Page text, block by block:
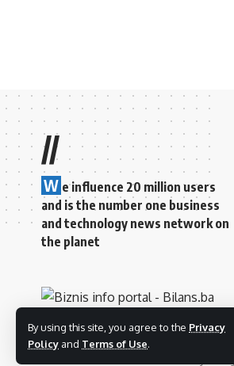
By using this site, you agree to the Privacy
Policy and Terms of Use.
//
W e influence 20 million users
and is the number one business
and technology news network on
the planet
© 2022 Foxiz News Network. Ruby